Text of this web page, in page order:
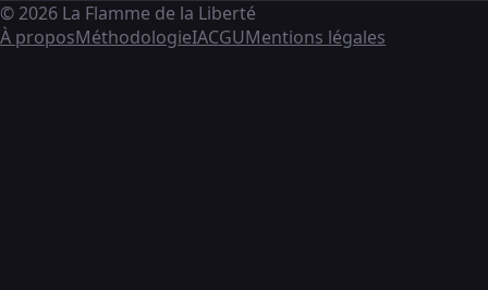
© 2026 La Flamme de la Liberté
À proposMéthodologieIACGUMentions légales